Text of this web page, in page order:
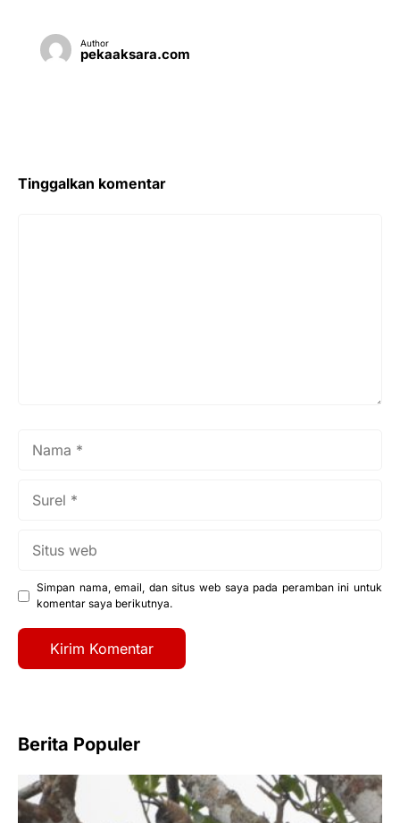
Author
pekaaksara.com
Tinggalkan komentar
Simpan nama, email, dan situs web saya pada peramban ini untuk
komentar saya berikutnya.
Berita Populer